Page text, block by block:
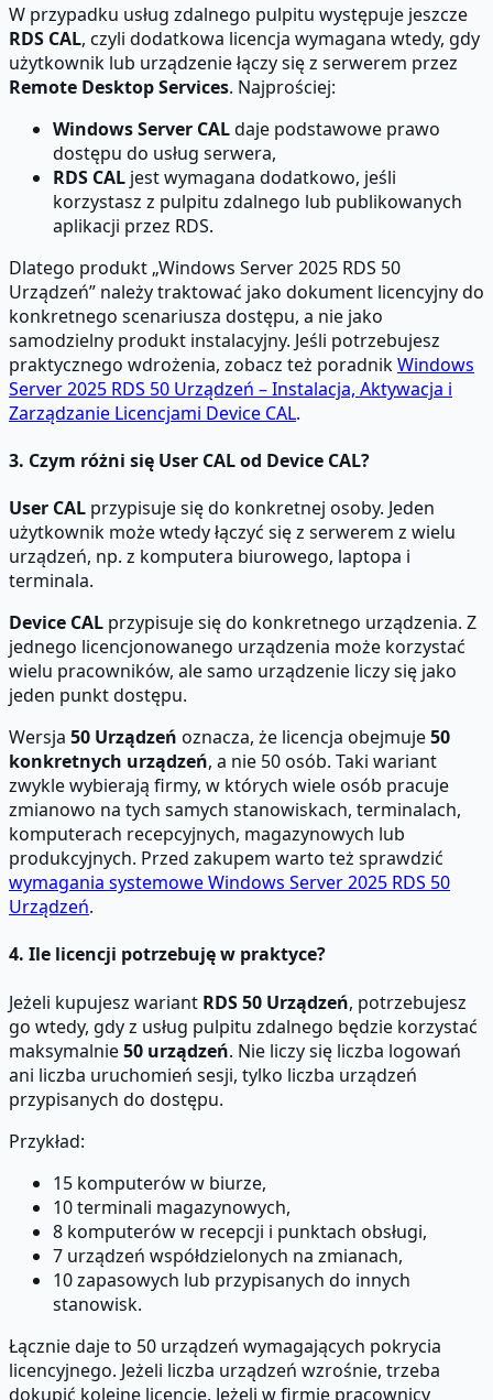
W przypadku usług zdalnego pulpitu występuje jeszcze
RDS CAL, czyli dodatkowa licencja wymagana wtedy, gdy
użytkownik lub urządzenie łączy się z serwerem przez
Remote Desktop Services. Najprościej:
Windows Server CALdaje podstawowe prawo
dostępu do usług serwera,
RDS CAL jest wymagana dodatkowo, jeśli
korzystasz z pulpitu zdalnego lub publikowanych
aplikacji przez RDS.
Dlatego produkt „Windows Server 2025 RDS 50
Urządzeń” należy traktować jako dokument licencyjny do
konkretnego scenariusza dostępu, a nie jako
samodzielny produkt instalacyjny. Jeśli potrzebujesz
praktycznego wdrożenia, zobacz też poradnikWindows
Server 2025 RDS 50 Urządzeń – Instalacja, Aktywacja i
Zarządzanie Licencjami Device CAL.
3. Czym różni się User CAL od Device CAL?
User CAL przypisuje się do konkretnej osoby. Jeden
użytkownik może wtedy łączyć się z serwerem z wielu
urządzeń, np. z komputera biurowego, laptopa i
terminala.
Device CAL przypisuje się do konkretnego urządzenia. Z
jednego licencjonowanego urządzenia może korzystać
wielu pracowników, ale samo urządzenie liczy się jako
jeden punkt dostępu.
Wersja 50 Urządzeń oznacza, że licencja obejmuje50
konkretnych urządzeń, a nie 50 osób. Taki wariant
zwykle wybierają firmy, w których wiele osób pracuje
zmianowo na tych samych stanowiskach, terminalach,
komputerach recepcyjnych, magazynowych lub
produkcyjnych. Przed zakupem warto też sprawdzić
wymagania systemowe Windows Server 2025 RDS 50
Urządzeń.
4. Ile licencji potrzebuję w praktyce?
Jeżeli kupujesz wariant RDS 50 Urządzeń, potrzebujesz
go wtedy, gdy z usług pulpitu zdalnego będzie korzystać
maksymalnie50 urządzeń. Nie liczy się liczba logowań
ani liczba uruchomień sesji, tylko liczba urządzeń
przypisanych do dostępu.
Przykład:
15 komputerów w biurze,
10 terminali magazynowych,
8 komputerów w recepcji i punktach obsługi,
7 urządzeń współdzielonych na zmianach,
10 zapasowych lub przypisanych do innych
stanowisk.
Łącznie daje to 50 urządzeń wymagających pokrycia
licencyjnego. Jeżeli liczba urządzeń wzrośnie, trzeba
dokupić kolejne licencje. Jeżeli w firmie pracownicy